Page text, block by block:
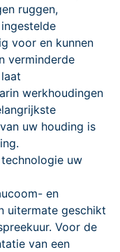
ruggen,
voor en kunnen
verminderde
werkhoudingen
uw houding is
uw
en
uitermate geschikt
Voor de
van een